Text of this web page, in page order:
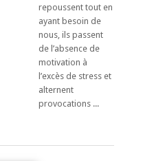
repoussent tout en
ayant besoin de
nous, ils passent
de l’absence de
motivation à
l’excès de stress et
alternent
provocations ...